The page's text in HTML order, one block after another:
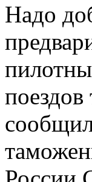
Надо
поездов